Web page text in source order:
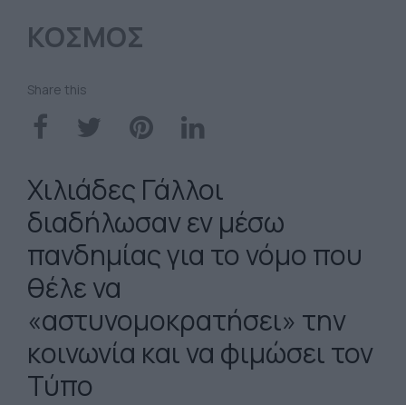
ΚΟΣΜΟΣ
Share this
Χιλιάδες Γάλλοι
διαδήλωσαν εν μέσω
πανδημίας για το νόμο που
θέλε να
«αστυνομοκρατήσει» την
κοινωνία και να φιμώσει τον
Τύπο